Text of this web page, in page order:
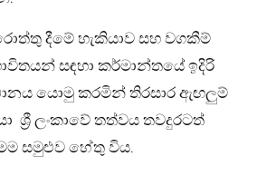
දීමේ හැකියාව සහ වගකීම්
සඳහා කර්මාන්තයේ ඉදිරි
යොමු කරමින් තිරසාර ඇඟලුම්
ශ්‍රී ලංකාවේ තත්වය තවදුරටත්
සමුළුව හේතු විය.